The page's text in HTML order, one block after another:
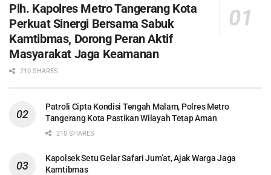
Plh. Kapolres Metro Tangerang Kota
Perkuat Sinergi Bersama Sabuk
Kamtibmas, Dorong Peran Aktif
Masyarakat Jaga Keamanan
210 SHARES
Patroli Cipta Kondisi Tengah Malam, Polres Metro
Tangerang Kota Pastikan Wilayah Tetap Aman
210 SHARES
Kapolsek Setu Gelar Safari Jum’at, Ajak Warga Jaga
Kamtibmas